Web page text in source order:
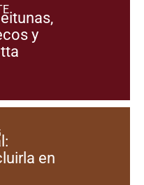
y
en